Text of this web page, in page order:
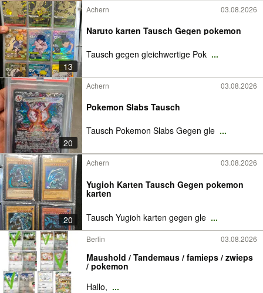
13
Achern 03.08.2026
Naruto karten Tausch Gegen pokemon
Tausch gegen gleichwertige Pok ...
20
Achern 03.08.2026
Pokemon Slabs Tausch
Tausch Pokemon Slabs Gegen gle ...
20
Achern 03.08.2026
Yugioh Karten Tausch Gegen pokemon
karten
Tausch Yugioh karten gegen gle ...
Berlin 03.08.2026
Maushold / Tandemaus / famieps / zwieps
/ pokemon
Hallo, ...